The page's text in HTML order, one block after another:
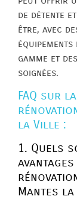
de détente
être, avec
gamme et
soignées.
FAQ sur la
la Ville :
1. Quels
Mantes